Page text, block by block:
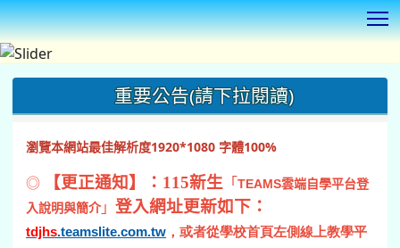
重要公告(請下拉閱讀)
瀏覽本網站最佳解析度1920*1080 字體100%
◎ 【更正通知】：115新生 「 TEAMS雲端自學平台登
入說明與簡介」 登入網址更新如下：
tdjhs.teamslite.com.tw ，或者從學校首頁左側線上教學平